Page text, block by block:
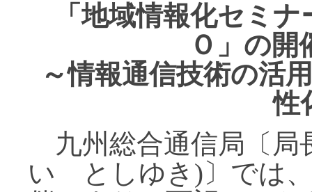
「地域情報化セミ
Ｏ」の開
～情報通信技術の活
性
九州総合通信局〔
い としゆき)〕では